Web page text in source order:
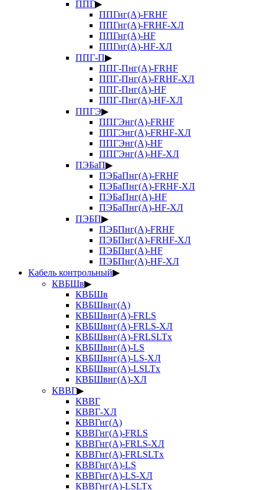
ППГ▶
ППГнг(А)-FRHF
ППГнг(А)-FRHF-ХЛ
ППГнг(А)-HF
ППГнг(А)-HF-ХЛ
ППГ-П▶
ППГ-Пнг(А)-FRHF
ППГ-Пнг(А)-FRHF-ХЛ
ППГ-Пнг(А)-HF
ППГ-Пнг(А)-HF-ХЛ
ППГЭ▶
ППГЭнг(А)-FRHF
ППГЭнг(А)-FRHF-ХЛ
ППГЭнг(А)-HF
ППГЭнг(А)-HF-ХЛ
ПЭБаП▶
ПЭБаПнг(А)-FRHF
ПЭБаПнг(А)-FRHF-ХЛ
ПЭБаПнг(А)-HF
ПЭБаПнг(А)-HF-ХЛ
ПЭБП▶
ПЭБПнг(А)-FRHF
ПЭБПнг(А)-FRHF-ХЛ
ПЭБПнг(А)-HF
ПЭБПнг(А)-HF-ХЛ
Кабель контрольный▶
КВБШв▶
КВБШв
КВБШвнг(А)
КВБШвнг(А)-FRLS
КВБШвнг(А)-FRLS-ХЛ
КВБШвнг(А)-FRLSLTx
КВБШвнг(А)-LS
КВБШвнг(А)-LS-ХЛ
КВБШвнг(А)-LSLTx
КВБШвнг(А)-ХЛ
КВВГ▶
КВВГ
КВВГ-ХЛ
КВВГнг(А)
КВВГнг(А)-FRLS
КВВГнг(А)-FRLS-ХЛ
КВВГнг(А)-FRLSLTx
КВВГнг(А)-LS
КВВГнг(А)-LS-ХЛ
КВВГнг(А)-LSLTx